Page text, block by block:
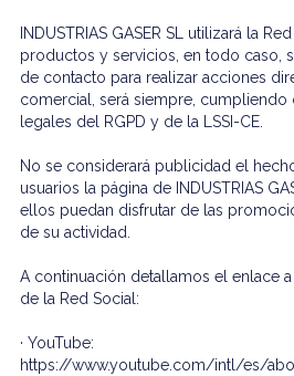
INDUSTRIAS GASER SL utilizará la
productos y servicios, en todo caso,
de contacto para realizar acciones
comercial, será siempre, cumpliendo
legales del RGPD y de la LSSI-CE.
No se considerará publicidad el
usuarios la página de INDUSTRIAS
ellos puedan disfrutar de las
de su actividad.
A continuación detallamos el enlace
de la Red Social:
· YouTube:
https://www.youtube.com/intl/es/